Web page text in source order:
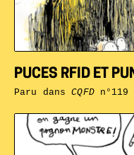
PUCES RFID ET
Paru dansCQFDn°119